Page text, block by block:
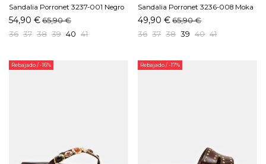
Sandalia Porronet 3237-001 Negro
54,90 €65,90 €
36 37 38 39 40 41
Sandalia Porronet 3236-008 Moka
49,90 € 65,90 €
36 37 38 39 40 41
Rebajado/ -16% Rebajado/ -17%